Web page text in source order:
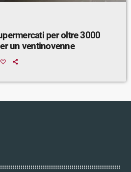
per oltre 3000
un ventinovenne